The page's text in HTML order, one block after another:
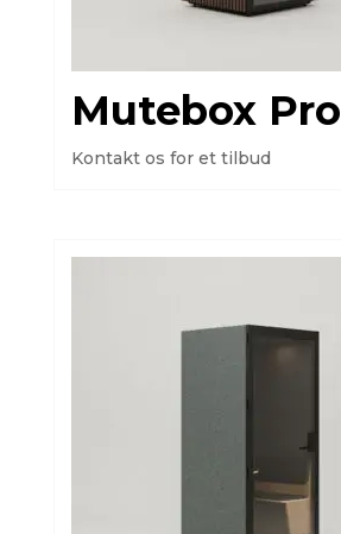
Mutebox Pro
Kontakt os for et tilbud